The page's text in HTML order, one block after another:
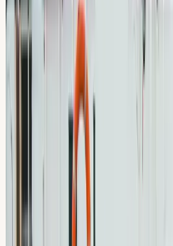
4,8 på Google
Teori på 5 språk
2009
Din körskola i Slagsta
Närmsta lokal: Hallunda Sedan
Din Körskola
är din lokala
studerar i
Slagsta . Vår närmsta
emot elever från hela
Sedan 2009 har vi hjälpt
personlig undervisning, erfarna
som passar just dig.